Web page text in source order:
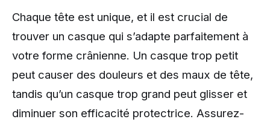
Chaque tête est unique, et il est crucial de
trouver un casque qui s’adapte parfaitement à
votre forme crânienne. Un casque trop petit
peut causer des douleurs et des maux de tête,
tandis qu’un casque trop grand peut glisser et
diminuer son efficacité protectrice. Assurez-